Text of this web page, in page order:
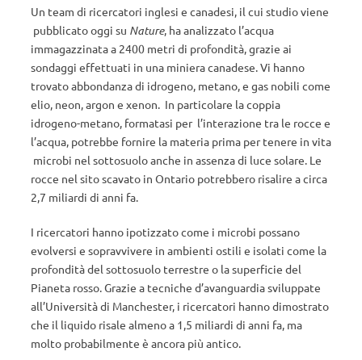
Un team di ricercatori inglesi e canadesi, il cui studio viene
pubblicato oggi su Nature, ha analizzato l’acqua
immagazzinata a 2400 metri di profondità, grazie ai
sondaggi effettuati in una miniera canadese. Vi hanno
trovato abbondanza di idrogeno, metano, e gas nobili come
elio, neon, argon e xenon. In particolare la coppia
idrogeno-metano, formatasi per l’interazione tra le rocce e
l’acqua, potrebbe fornire la materia prima per tenere in vita
microbi nel sottosuolo anche in assenza di luce solare. Le
rocce nel sito scavato in Ontario potrebbero risalire a circa
2,7 miliardi di anni fa.
I ricercatori hanno ipotizzato come i microbi possano
evolversi e sopravvivere in ambienti ostili e isolati come la
profondità del sottosuolo terrestre o la superficie del
Pianeta rosso. Grazie a tecniche d’avanguardia sviluppate
all’Università di Manchester, i ricercatori hanno dimostrato
che il liquido risale almeno a 1,5 miliardi di anni fa, ma
molto probabilmente è ancora più antico.